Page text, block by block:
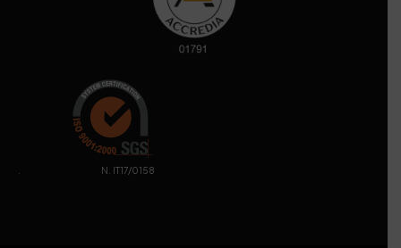
. N. IT17/0158